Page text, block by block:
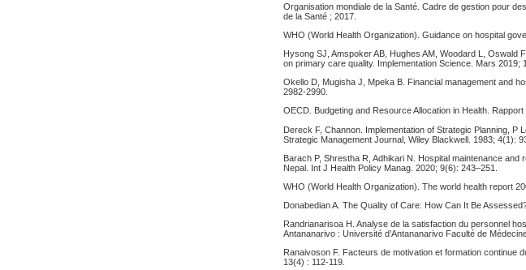
Organisation mondiale de la Santé. Cadre de gestion pour
de la Santé ; 2017.
WHO (World Health Organization). Guidance on hospital
Hysong SJ, Amspoker AB, Hughes AM, Woodard L, Oswald
on primary care quality. Implementation Science. Mars 2019;
Okello D, Mugisha J, Mpeka B. Financial management and
2982-2990.
OECD. Budgeting and Resource Allocation in Health. Rapport
Dereck F, Channon. Implementation of Strategic Planning, P
Strategic Management Journal, Wiley Blackwell. 1983; 4(1):
Barach P, Shrestha R, Adhikari N. Hospital maintenance
Nepal. Int J Health Policy Manag. 2020; 9(6): 243–251.
WHO (World Health Organization). The world health report
Donabedian A. The Quality of Care: How Can It Be
Randrianarisoa H. Analyse de la satisfaction du personnel
Antananarivo : Université d’Antananarivo Faculté de
Ranaivoson F. Facteurs de motivation et formation continue
13(4) : 112-119.